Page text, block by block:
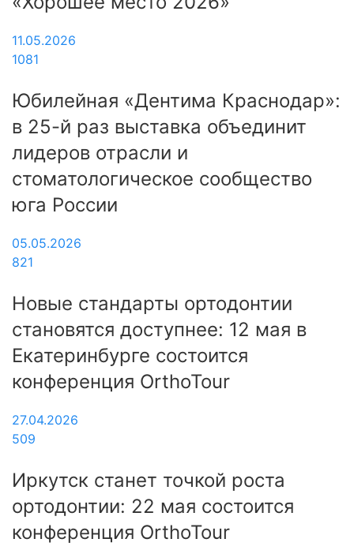
11.05.2026
1081
Юбилейная «Дентима Краснодар»:
в 25-й раз выставка объединит
лидеров отрасли и
стоматологическое сообщество
юга России
05.05.2026
821
Новые стандарты ортодонтии
становятся доступнее: 12 мая в
Екатеринбурге состоится
конференция OrthoTour
27.04.2026
509
Иркутск станет точкой роста
ортодонтии: 22 мая состоится
конференция OrthoTour